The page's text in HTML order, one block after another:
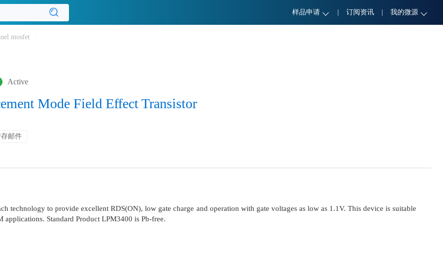
样品申请 订阅资讯 我的微源
mosfet
Active
Mode Field Effect Transistor
邮件
technology to provide excellent RDS(ON), low gate charge and operation with gate voltages as low as 1.1V. This device is suitable
applications. Standard Product LPM3400 is Pb-free.